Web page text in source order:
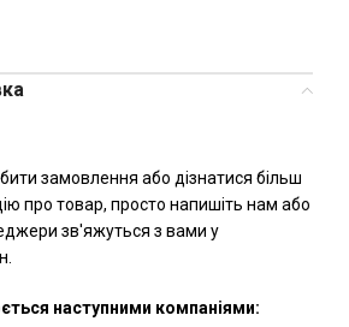
замовлення або дізнатися більш
про товар, просто напишіть нам або
зв'яжуться з вами у
наступними компаніями: